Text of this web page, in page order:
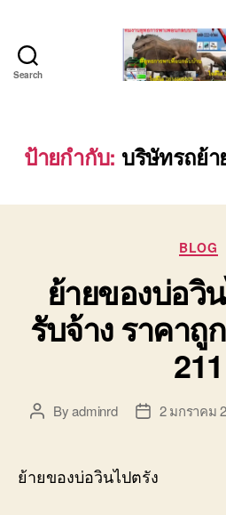
Search
เค
ระ
(บริ
พาณิ
บริ
รถย
รถ
รับ
ใน
เขต
บ่อ
วิน
ป้ายกำกับ: บริษัทรถย้า
BLOG
ย้ายของบ่อวิ
รับจ้าง ราคาถู
211
PostByadminrd
Post2 มกราคม
ย้ายของบ่อวินไปตรัง